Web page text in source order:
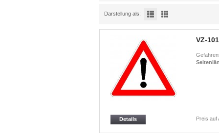
Darstellung als:
VZ-101
Preis auf
Details